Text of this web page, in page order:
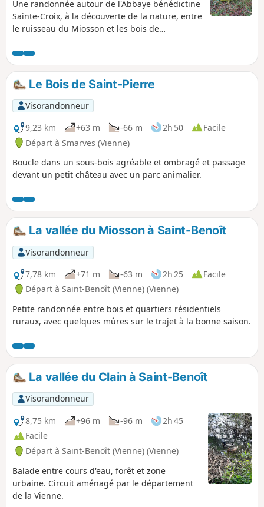
Une randonnée autour de l'Abbaye bénédictine
Sainte-Croix, à la découverte de la nature, entre
le ruisseau du Miosson et les bois de
les chemins de terre, les sentiers balisés et de
petites portions de routes communales
goudronnées. Passage à deux pas de la
Fontaine de Flée.
Le Bois de Saint-Pierre
Visorandonneur
9,23 km
+63 m -66 m 2h 50
Facile
Départ à Smarves (Vienne)
Boucle dans un sous-bois agréable et ombragé et passage
devant un petit château avec un parc animalier.
La vallée du Miosson à Saint-Benoît
Visorandonneur
7,78 km
+71 m -63 m 2h 25
Facile
Départ à Saint-Benoît (Vienne) (Vienne)
Petite randonnée entre bois et quartiers résidentiels
ruraux, avec quelques mûres sur le trajet à la bonne saison.
La vallée du Clain à Saint-Benoît
Visorandonneur
8,75 km
+96 m -96 m
2h 45
Facile
Départ à Saint-Benoît (Vienne) (Vienne)
Balade entre cours d'eau, forêt et zone
urbaine. Circuit aménagé par le département
de la Vienne.